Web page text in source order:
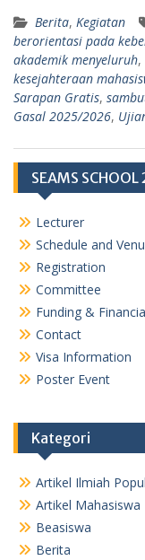
Berita, Kegiatan
berorientasi pada
akademik menyeluruh,
kesejahteraan
Sarapan Gratis,
Gasal 2025/2026,
SEAMS
Lecturer
Schedule and
Registration
Committee
Funding &
Contact
Visa Information
Poster Event
Kategori
Artikel Ilmiah
Artikel Mahasiswa
Beasiswa
Berita